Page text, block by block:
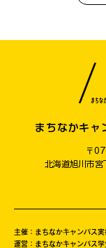
まちなかキャ
〒
北海道旭川市宮
主催：まちなかキャンパス
運営：まちなかキャンパス学